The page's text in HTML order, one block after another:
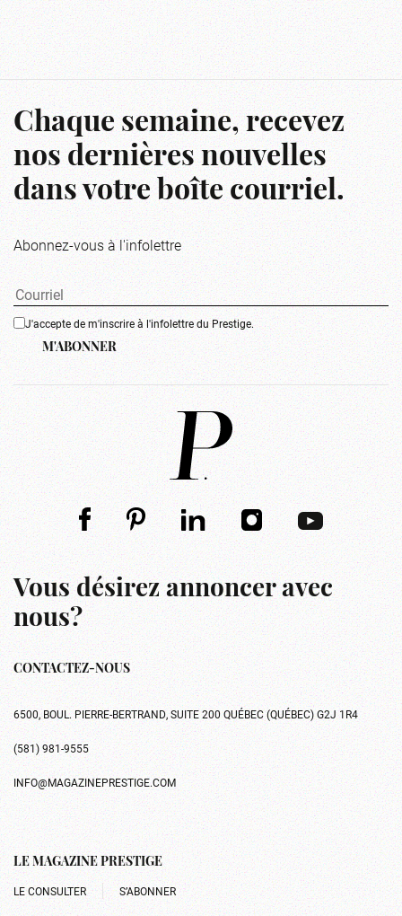
Chaque semaine, recevez
nos dernières nouvelles
dans votre boîte courriel.
Abonnez-vous à l'infolettre
J'accepte de m'inscrire à l'infolettre du Prestige.
M'ABONNER
Vous désirez annoncer avec
nous?
CONTACTEZ-NOUS
6500, BOUL. PIERRE-BERTRAND, SUITE 200 QUÉBEC (QUÉBEC) G2J 1R4
(581) 981-9555
INFO@MAGAZINEPRESTIGE.COM
LE MAGAZINE PRESTIGE
LE CONSULTER S’ABONNER